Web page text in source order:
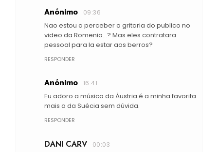
Anónimo 09:36
Nao estou a perceber a gritaria do publico no
video da Romenia...? Mas eles contratara
pessoal para la estar aos berros?
RESPONDER
Anónimo 16:41
Eu adoro a música da Áustria é a minha favorita
mais a da Suécia sem dúvida.
RESPONDER
DANI CARV 00:03